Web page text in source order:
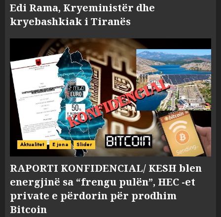
Edi Rama, Kryeministër dhe
kryebashkiak i Tiranës
Aktualitet E jona Slider
RAPORTI KONFIDENCIAL/ KESH blen
energjinë sa “frengu pulën”, HEC -et
private e përdorin për prodhim
Bitcoin